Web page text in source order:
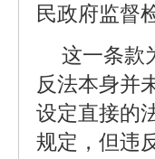
民政府监督
这一条款
反法本身并
设定直接的
规定，但违